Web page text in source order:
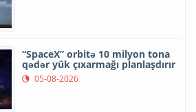
“SpaceX” orbitə 10 milyon tona
qədər yük çıxarmağı planlaşdırır
05-08-2026